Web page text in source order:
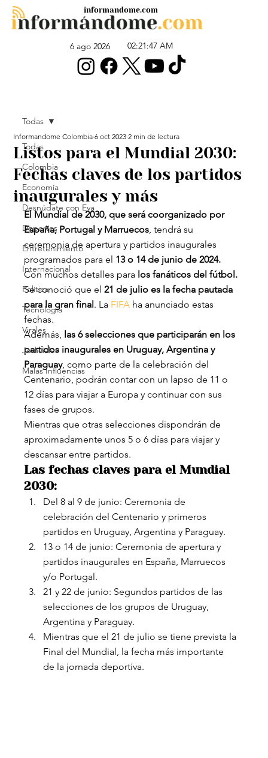
6 ago 2026 02:21:47 AM
informandome.com
Todas
Colombia
Economía
Desnúdate con Eva
Deportes
Entretenimiento
Internacional
Política
Tecnología
Virales
Judiciales
Malas Influencias
Todas
Listos para el Mundial 2030:
Fechas claves de los partidos
inaugurales y más
Informandome Colombia 6 oct 2023 2 min de lectura
El Mundial de 2030, que será coorganizado por
España, Portugal y Marruecos, tendrá su
ceremonia de apertura y partidos inaugurales
programados para el 13 o 14 de junio de 2024.
Con muchos detalles para los fanáticos del fútbol.
Se conoció que el 21 de julio es la fecha pautada
para la gran final. La FIFA ha anunciado estas
fechas.
Además, las 6 selecciones que participarán en los
partidos inaugurales en Uruguay, Argentina y
Paraguay, como parte de la celebración del
Centenario, podrán contar con un lapso de 11 o
12 días para viajar a Europa y continuar con sus
fases de grupos.
Mientras que otras selecciones dispondrán de
aproximadamente unos 5 o 6 días para viajar y
descansar entre partidos.
Las fechas claves para el Mundial
2030:
Del 8 al 9 de junio: Ceremonia de
celebración del Centenario y primeros
partidos en Uruguay, Argentina y Paraguay.
13 o 14 de junio: Ceremonia de apertura y
partidos inaugurales en España, Marruecos
y/o Portugal.
21 y 22 de junio: Segundos partidos de las
selecciones de los grupos de Uruguay,
Argentina y Paraguay.
Mientras que el 21 de julio se tiene prevista la
Final del Mundial, la fecha más importante
de la jornada deportiva.